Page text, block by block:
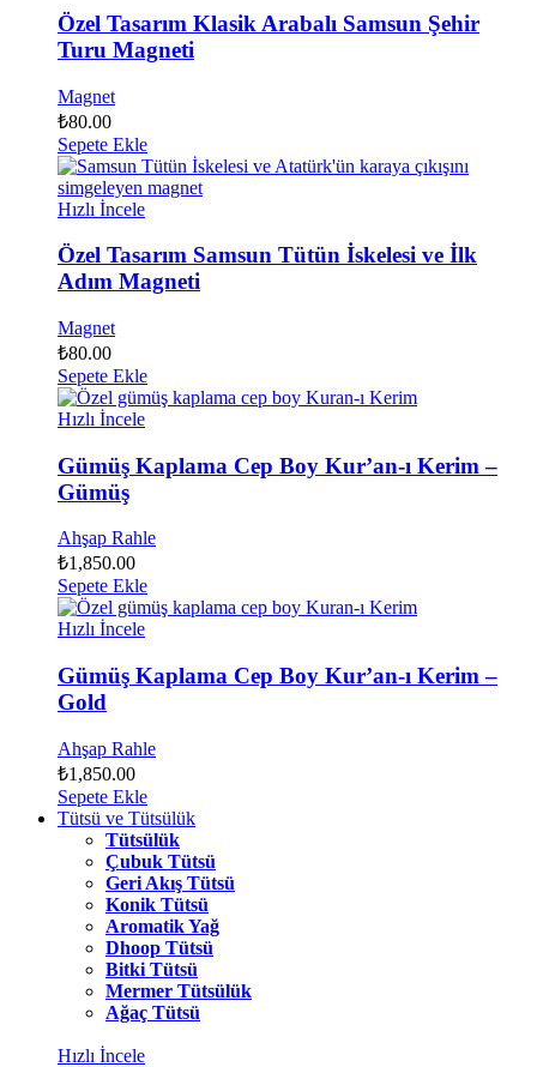
Özel Tasarım Klasik Arabalı Samsun Şehir
Turu Magneti
Magnet
₺80.00
Sepete Ekle
Hızlı İncele
Özel Tasarım Samsun Tütün İskelesi ve İlk
Adım Magneti
Magnet
₺80.00
Sepete Ekle
Hızlı İncele
Gümüş Kaplama Cep Boy Kur’an-ı Kerim –
Gümüş
Ahşap Rahle
₺1,850.00
Sepete Ekle
Hızlı İncele
Gümüş Kaplama Cep Boy Kur’an-ı Kerim –
Gold
Ahşap Rahle
₺1,850.00
Sepete Ekle
Tütsü ve Tütsülük
Tütsülük
Çubuk Tütsü
Geri Akış Tütsü
Konik Tütsü
Aromatik Yağ
Dhoop Tütsü
Bitki Tütsü
Mermer Tütsülük
Ağaç Tütsü
Hızlı İncele